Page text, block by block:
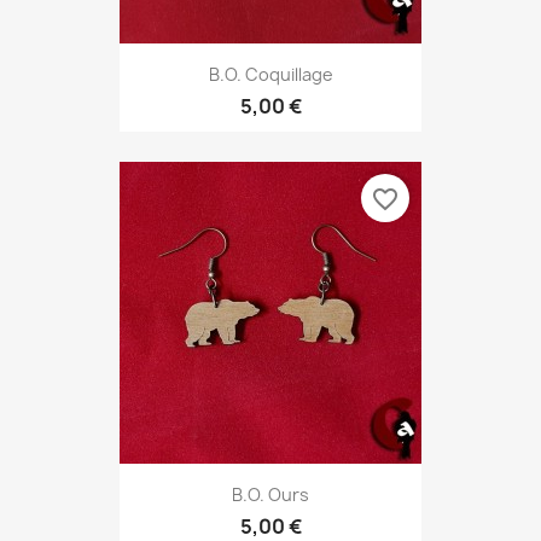
B.O. Coquillage
5,00 €
B.O. Ours
5,00 €
favorite_border